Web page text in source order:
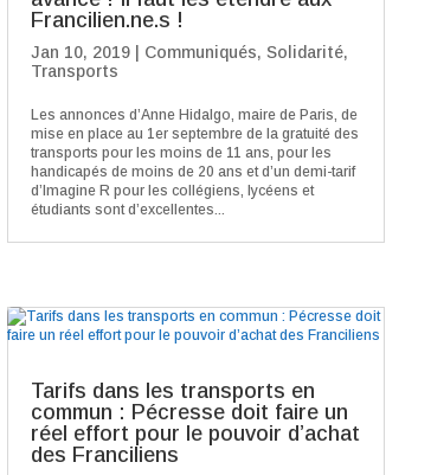
Francilien.ne.s !
Jan 10, 2019 Communiqués,Solidarité,
Transports
Les annonces d’Anne Hidalgo, maire de Paris, de
mise en place au 1er septembre de la gratuité des
transports pour les moins de 11 ans, pour les
handicapés de moins de 20 ans et d’un demi-tarif
d’Imagine R pour les collégiens, lycéens et
étudiants sont d’excellentes...
Tarifs dans les transports en
commun : Pécresse doit faire un
réel effort pour le pouvoir d’achat
des Franciliens